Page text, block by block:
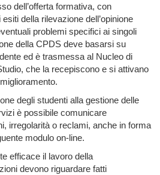
dell’offerta formativa, con
della rilevazione dell’opinione
problemi specifici ai singoli
della CPDS deve basarsi su
ed è trasmessa al Nucleo di
che la recepiscono e si attivano
degli studenti alla gestione delle
è possibile comunicare
irregolarità o reclami, anche in forma
modulo on-line.
efficace il lavoro della
devono riguardare fatti